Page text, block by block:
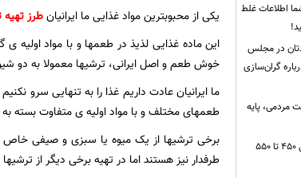
یکی از محبوبترین مواد غذایی ما ایرانیانطرز
این ماده غذایی لذیذ در طعمها و با مواد اولیه
خوش طعم و اصل ایرانی، ترشیها معمولا به دو
ما ایرانیان عادت داریم غذا را به تنهایی سرو
طعمهای مختلف و با مواد اولیه ی متفاوت
برخی ترشیها از یک میوه یا سبزی و صیفی
طرفدار نیز هستند اما در تهیه برخی دیگر از
اطلاعات غلط
در مجلس
گران‌سازی
مردمی، پایه
قیمت‌ برنج ایرانی همچنان در کانال ۴۵۰ تا ۵۵۰